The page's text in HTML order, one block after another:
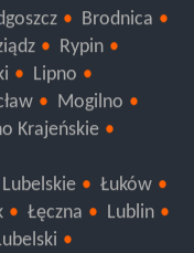
Brodnica
Rypin
Lipno
Mogilno
Łuków
Łęczna